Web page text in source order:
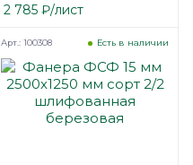
2 785₽/лист
Есть в наличии
Арт.: 100308